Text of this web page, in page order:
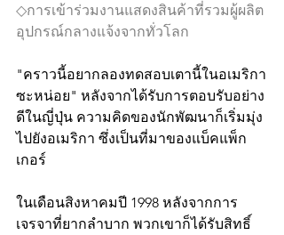
◇การเข้าร่วมงานแสดงสินค้าที่รวมผู้ผลิต
อุปกรณ์กลางแจ้งจากทั่วโลก
"คราวนี้อยากลองทดสอบเตานี้ในอเมริกา
ซะหน่อย" หลังจากได้รับการตอบรับอย่าง
ดีในญี่ปุ่น ความคิดของนักพัฒนาก็เริ่มมุ่ง
ไปยังอเมริกา ซึ่งเป็นที่มาของแบ็คแพ็ก
เกอร์
ในเดือนสิงหาคมปี 1998 หลังจากการ
เจรจาที่ยากลำบาก พวกเขาก็ได้รับสิทธิ์